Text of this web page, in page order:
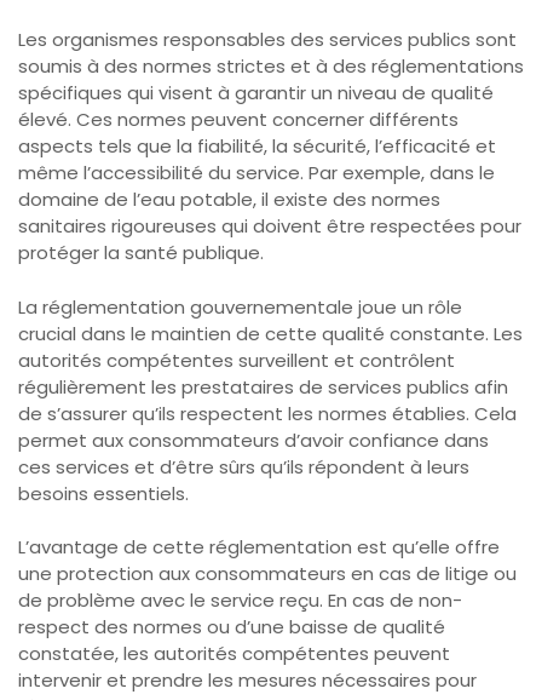
Les organismes responsables des services publics sont
soumis à des normes strictes et à des réglementations
spécifiques qui visent à garantir un niveau de qualité
élevé. Ces normes peuvent concerner différents
aspects tels que la fiabilité, la sécurité, l’efficacité et
même l’accessibilité du service. Par exemple, dans le
domaine de l’eau potable, il existe des normes
sanitaires rigoureuses qui doivent être respectées pour
protéger la santé publique.
La réglementation gouvernementale joue un rôle
crucial dans le maintien de cette qualité constante. Les
autorités compétentes surveillent et contrôlent
régulièrement les prestataires de services publics afin
de s’assurer qu’ils respectent les normes établies. Cela
permet aux consommateurs d’avoir confiance dans
ces services et d’être sûrs qu’ils répondent à leurs
besoins essentiels.
L’avantage de cette réglementation est qu’elle offre
une protection aux consommateurs en cas de litige ou
de problème avec le service reçu. En cas de non-
respect des normes ou d’une baisse de qualité
constatée, les autorités compétentes peuvent
intervenir et prendre les mesures nécessaires pour